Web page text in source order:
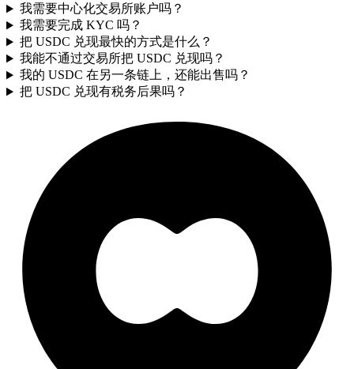
我需要中心化交易所账户吗？
我需要完成 KYC 吗？
把 USDC 兑现最快的方式是什么？
我能不通过交易所把 USDC 兑现吗？
我的 USDC 在另一条链上，还能出售吗？
把 USDC 兑现有税务后果吗？